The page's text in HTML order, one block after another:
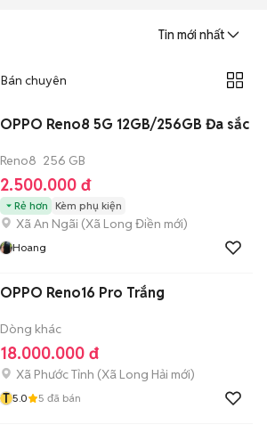
Tin mới nhất
Bán chuyên
OPPO Reno8 5G 12GB/256GB Đa sắc
Reno8 256 GB
2.500.000 đ
Rẻ hơn Kèm phụ kiện
Xã An Ngãi (Xã Long Điền mới)
Hoang
OPPO Reno16 Pro Trắng
Dòng khác
18.000.000 đ
Xã Phước Tỉnh (Xã Long Hải mới)
T 5.0 5 đã bán